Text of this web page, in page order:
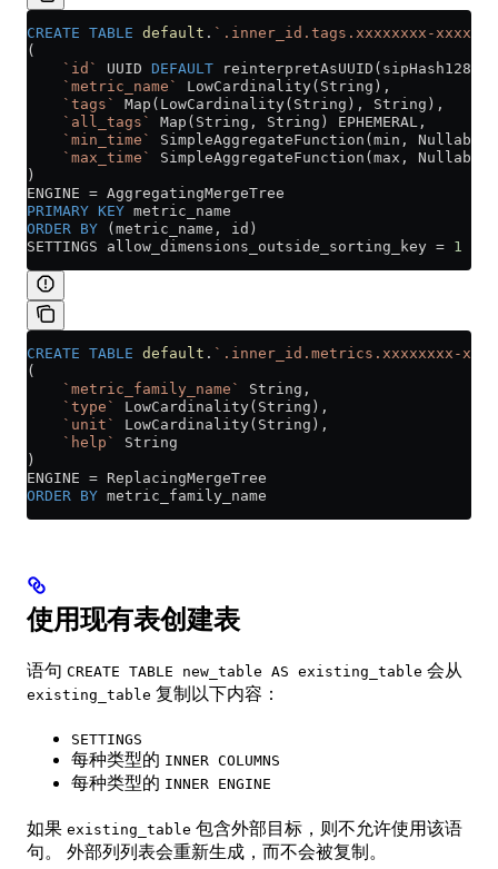
CREATE TABLE default . `.inner_id.tags.xxxxxxxx-xxxx-
(
    `id`
UUID DEFAULT
    `metric_name`
LowCardinality(String),
    `tags`
Map(LowCardinality(String), String),
    `all_tags`
Map(String, String) EPHEMERAL,
    `min_time`
SimpleAggregateFunction(min,
    `max_time`
SimpleAggregateFunction(max,
)
ENGINE = AggregatingMergeTree
PRIMARY KEY metric_name
ORDER BY (metric_name, id)
SETTINGS allow_dimensions_outside_sorting_key = 1
CREATE TABLE default . `.inner_id.metrics.xxxxxxxx-
(
    `metric_family_name`
String,
    `type`
LowCardinality(String),
    `unit`
LowCardinality(String),
    `help`
String
)
ENGINE = ReplacingMergeTree
ORDER BY metric_family_name
使用现有表创建表
语句 CREATE TABLE new_table AS existing_table 会从
existing_table 复制以下内容：
SETTINGS
每种类型的 INNER COLUMNS
每种类型的 INNER ENGINE
如果 existing_table 包含外部目标，则不允许使用该语
句。 外部列列表会重新生成，而不会被复制。